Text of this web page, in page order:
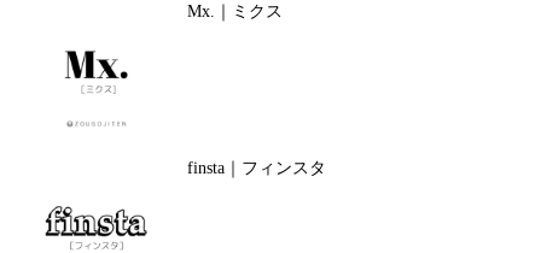
Mx.｜ミクス
finsta｜フィンスタ